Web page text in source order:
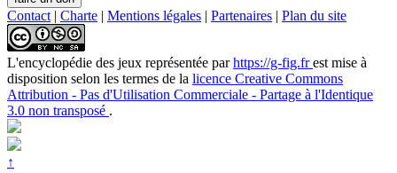
Contact | Charte | Mentions légales | Partenaires | Plan du site
L'encyclopédie des jeux représentée parhttps://g-fig.frest mise à
disposition selon les termes de la licence Creative Commons
Attribution - Pas d'Utilisation Commerciale - Partage à l'Identique
3.0 non transposé .
↑